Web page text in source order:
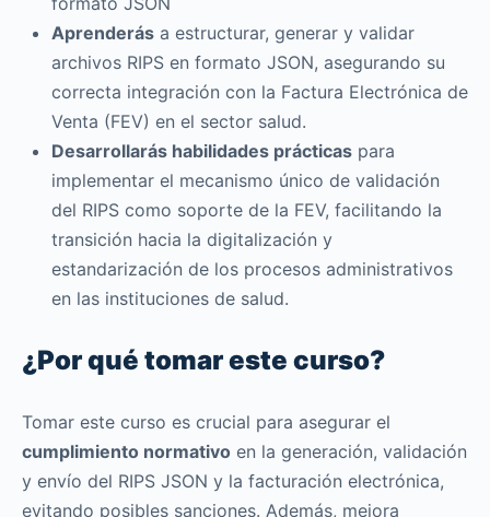
Aprenderás a estructurar, generar y validar
archivos RIPS en formato JSON, asegurando su
correcta integración con la Factura Electrónica de
Venta (FEV) en el sector salud.​
Desarrollarás habilidades prácticas para
implementar el mecanismo único de validación
del RIPS como soporte de la FEV, facilitando la
transición hacia la digitalización y
estandarización de los procesos administrativos
en las instituciones de salud.​
¿Por qué tomar este curso?
Tomar este curso es crucial para asegurar el
cumplimiento normativo en la generación, validación
y envío del RIPS JSON y la facturación electrónica,
evitando posibles sanciones. Además, mejora